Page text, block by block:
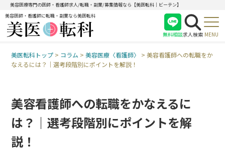
美容医療専門の医師・看護師求人/転職・副業/募集情報なら【美医転科｜ビーテン】
美容医師・看護師に転職・副業なら美医転科
無料相談
医師
求人検索 MENU
美医転科トップ > コラム >美容医療〈看護師〉 >美容看護師への転職をか
なえるには？｜選考段階別にポイントを解説！
美容看護師への転職をかなえるに
は？｜選考段階別にポイントを解
説！